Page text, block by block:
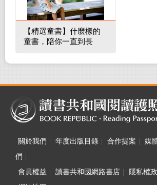
【精選童書】什麼樣的
童書，陪你一直到長
關於我們 年度出版目錄 合作提案 媒
們
會員權益
讀書共和國網路書店 隱私權